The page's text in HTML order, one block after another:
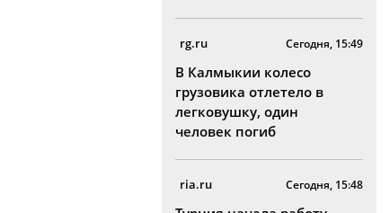
rg.ru Сегодня, 15:49
В Калмыкии колесо
грузовика отлетело в
легковушку, один
человек погиб
ria.ru Сегодня, 15:48